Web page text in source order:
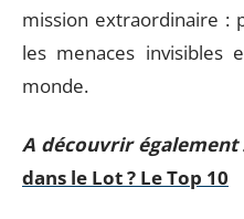
mission extraordinaire :
les menaces invisibles
monde.
A découvrir également
dans le Lot ? Le Top 10